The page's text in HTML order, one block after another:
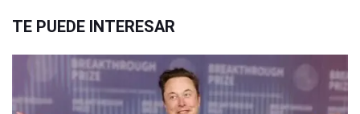
TE PUEDE INTERESAR